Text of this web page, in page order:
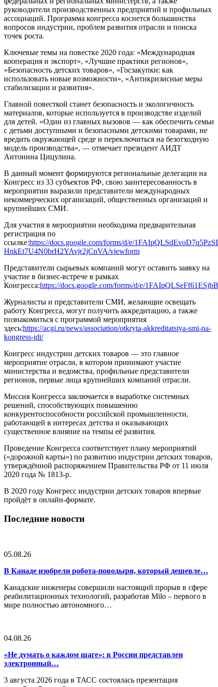
руководители производственных предприятий и профильных
ассоциаций. Программа конгресса коснется большинства
вопросов индустрии, проблем развития отрасли и поиска
точек роста.
Ключевые темы на повестке 2020 года: «Международная
кооперация и экспорт», «Лучшие практики регионов»,
«Безопасность детских товаров», «Госзакупки: как
использовать новые возможности», «Антикризисные меры
стабилизации и развития».
Главной повесткой станет безопасность и экологичность
материалов, которые используется в производстве изделий
для детей. «Один из главных вызовов — как обеспечить семьи
с детьми доступными и безопасными детскими товарами, не
вредить окружающей среде и переключиться на безотходную
модель производства», — отмечает президент АИДТ
Антонина Цицулина.
В данный момент формируются региональные делегации на
Конгресс из 33 субъектов РФ, свою заинтересованность в
мероприятии выразили представители международных
некоммерческих организаций, общественных организаций и
крупнейших СМИ.
Для участия в мероприятии необходима предварительная
регистрация по
ссылке:https://docs.google.com/forms/d/e/
HnkEt7U4N0brH2YAvjr2jCnVA/viewform
Представители сырьевых компаний могут оставить заявку на
участие в бизнес-встрече в рамках
Конгресса:https://docs.google.com/forms/d/e/
Журналисты и представители СМИ, желающие освещать
работу Конгресса, могут получить аккредитацию, а также
познакомиться с программой мероприятия
здесь:https://acgi.ru/news/association/otkryta-akkreditatsiya-smi-na-
kongress-idt/
Конгресс индустрии детских товаров — это главное
мероприятие отрасли, в котором принимают участие
министерства и ведомства, профильные представители
регионов, первые лица крупнейших компаний отрасли.
Миссия Конгресса заключается в выработке системных
решений, способствующих повышению
конкурентоспособности российской промышленности,
работающей в интересах детства и оказывающих
существенное влияние на темпы её развития.
Проведение Конгресса соответствует плану мероприятий
(«дорожной карты») по развитию индустрии детских товаров,
утверждённой распоряжением Правительства РФ от 11 июля
2020 года № 1813-р.
В 2020 году Конгресс индустрии детских товаров впервые
пройдёт в онлайн-формате.
Последние новости
05.08.26
В Канаде изобрели робота-поводыря, который дешевле…
Канадские инженеры совершили настоящий прорыв в сфере
реабилитационных технологий, разработав Milo – первого в
мире полностью автономного…
04.08.26
«Не думать о каждом шаге»: в России представлен
электронный…
3 августа 2026 года в ТАСС состоялась презентация